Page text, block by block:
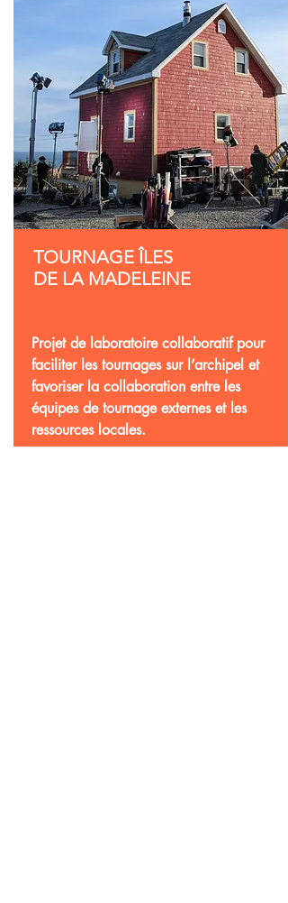
TOURNAGE ÎLES
DE LA MADELEINE
Projet de laboratoire collaboratif pour
faciliter les tournages sur l’archipel et
favoriser la collaboration entre les
équipes de tournage externes et les
ressources locales.